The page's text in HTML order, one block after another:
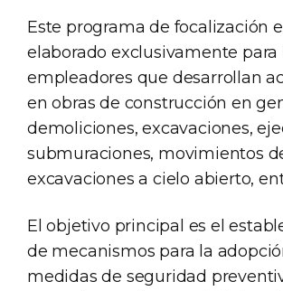
Este programa de focalización
elaborado exclusivamente para
empleadores que desarrollan
en obras de construcción en
demoliciones, excavaciones,
submuraciones, movimientos
excavaciones a cielo abierto,
El objetivo principal es el
de mecanismos para la
medidas de seguridad